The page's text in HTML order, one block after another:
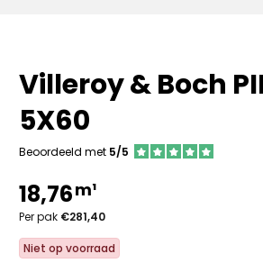
Villeroy & Boch
5X60
Beoordeeld met 5/5
18,76m¹
Per pak €281,40
Niet op voorraad